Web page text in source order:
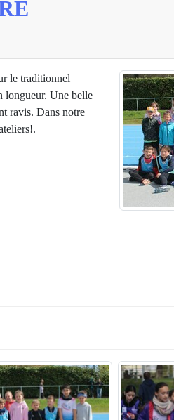
le traditionnel
longueur. Une belle
ravis. Dans notre